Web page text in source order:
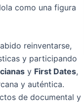
como una figura
reinventarse,
y participando
y First Dates,
y auténtica.
de documental y